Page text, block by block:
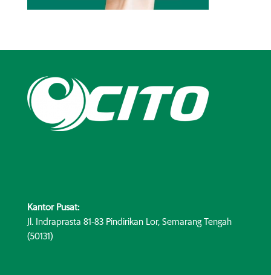
Kantor Pusat:
Jl. Indraprasta 81-83 Pindirikan Lor, Semarang Tengah
(50131)